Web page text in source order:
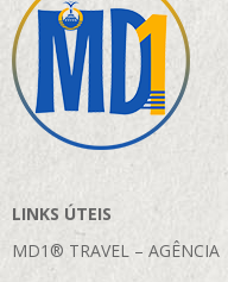
LINKS ÚTEIS
MD1® TRAVEL – AGÊNCIA